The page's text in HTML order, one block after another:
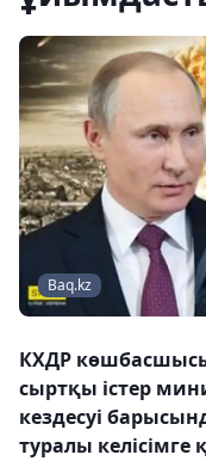
Baq.kz
КХДР
сыртқы істер
кездесуі
туралы келісімге